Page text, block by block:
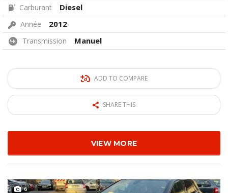
Carburant Diesel
Année 2012
Transmission Manuel
ADD TO COMPARE
SHARE THIS
VIEW MORE
6